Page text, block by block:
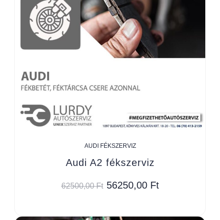
AUDI FÉKSZERVIZ
Audi A2 fékszerviz
62500,00Ft 56250,00 Ft